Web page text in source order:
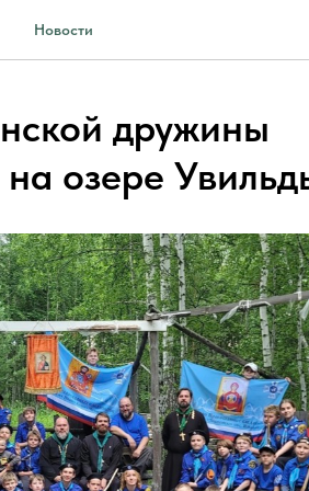
Новости
дружины
озере